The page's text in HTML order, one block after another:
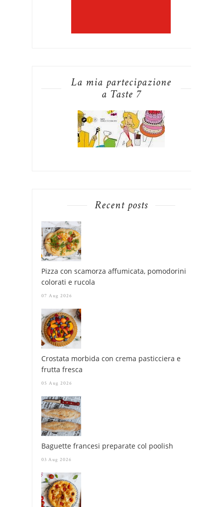
La mia partecipazione
a Taste 7
Recent posts
Pizza con scamorza affumicata, pomodorini
colorati e rucola
07 Aug 2026
Crostata morbida con crema pasticciera e
frutta fresca
05 Aug 2026
Baguette francesi preparate col poolish
03 Aug 2026